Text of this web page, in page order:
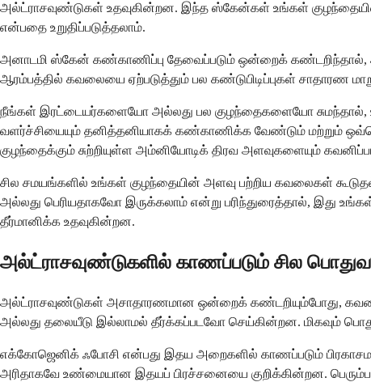
அல்ட்ராசவுண்டுகள் உதவுகின்றன. இந்த ஸ்கேன்கள் உங்கள்
என்பதை உறுதிப்படுத்தலாம்.
அனாடமி ஸ்கேன் கண்காணிப்பு தேவைப்படும் ஒன்றைக் கண்டறிந்தால்,
ஆரம்பத்தில் கவலையை ஏற்படுத்தும் பல கண்டுபிடிப்புகள் சாதாரண
நீங்கள் இரட்டையர்களையோ அல்லது பல குழந்தைகளையோ சுமந்தால்,
வளர்ச்சியையும் தனித்தனியாகக் கண்காணிக்க வேண்டும் மற்றும்
குழந்தைக்கும் சுற்றியுள்ள அம்னியோடிக் திரவ அளவுகளையும்
சில சமயங்களில் உங்கள் குழந்தையின் அளவு பற்றிய கவலைகள்
அல்லது பெரியதாகவோ இருக்கலாம் என்று பரிந்துரைத்தால், இது
தீர்மானிக்க உதவுகின்றன.
அல்ட்ராசவுண்டுகளில் காணப்படும் சில
அல்ட்ராசவுண்டுகள் அசாதாரணமான ஒன்றைக் கண்டறியும்போது,
அல்லது தலையீடு இல்லாமல் தீர்க்கப்படவோ செய்கின்றன. மிகவும்
எக்கோஜெனிக் ஃபோசி என்பது இதய அறைகளில் காணப்படும்
அரிதாகவே உண்மையான இதயப் பிரச்சனையை குறிக்கின்றன.